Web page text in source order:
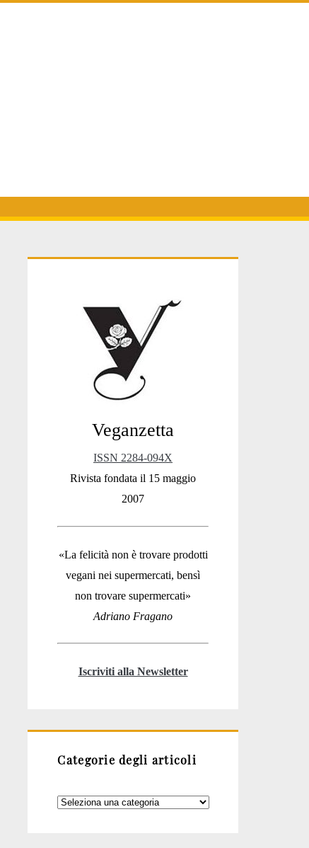
Sidebar
Veganzetta
ISSN 2284-094X
Rivista fondata il 15 maggio
2007
«La felicità non è trovare prodotti
vegani nei supermercati, bensì
non trovare supermercati»
Adriano Fragano
Iscriviti alla Newsletter
Categorie degli articoli
Categorie